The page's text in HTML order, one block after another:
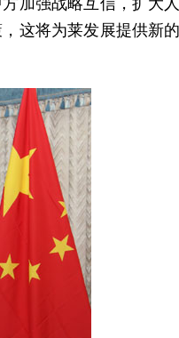
加强战略互信，扩大
这将为莱发展提供新